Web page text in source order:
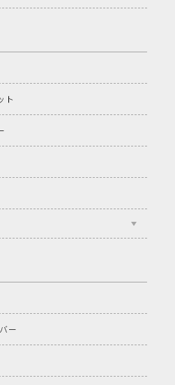
ト
ー